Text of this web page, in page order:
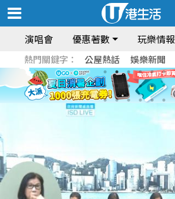
演唱會 優惠著數 玩樂情報
熱門關鍵字： 公屋熱話 娛樂新聞